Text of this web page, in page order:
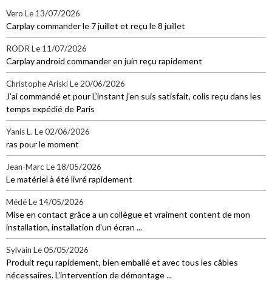
Vero Le 13/07/2026
Carplay commander le 7 juillet et reçu le 8 juillet
RODR Le 11/07/2026
Carplay android commander en juin reçu rapidement
Christophe AriskiLe 20/06/2026
J’ai commandé et pour L’instant j’en suis satisfait, colis reçu dans les
temps expédié de Paris
Yanis L. Le 02/06/2026
ras pour le moment
Jean-Marc Le 18/05/2026
Le matériel à été livré rapidement
MédéLe 14/05/2026
Mise en contact grâce a un collègue et vraiment content de mon
installation, installation d'un écran ...
Sylvain Le 05/05/2026
Produit reçu rapidement, bien emballé et avec tous les câbles
nécessaires. L'intervention de démontage ...